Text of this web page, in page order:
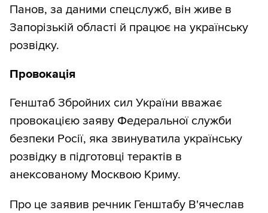
Панов, за даними спецслужб, він живе в
Запорізькій області й працює на українську
розвідку.
Провокація
Генштаб Збройних сил України вважає
провокацією заяву Федеральної служби
безпеки Росії, яка звинуватила українську
розвідку в підготовці терактів в
анексованому Москвою Криму.
Про це заявив речник Генштабу В'ячеслав